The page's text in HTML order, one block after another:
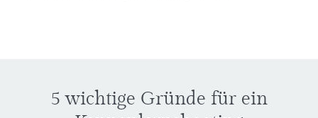
5 wichtige Gründe für ein